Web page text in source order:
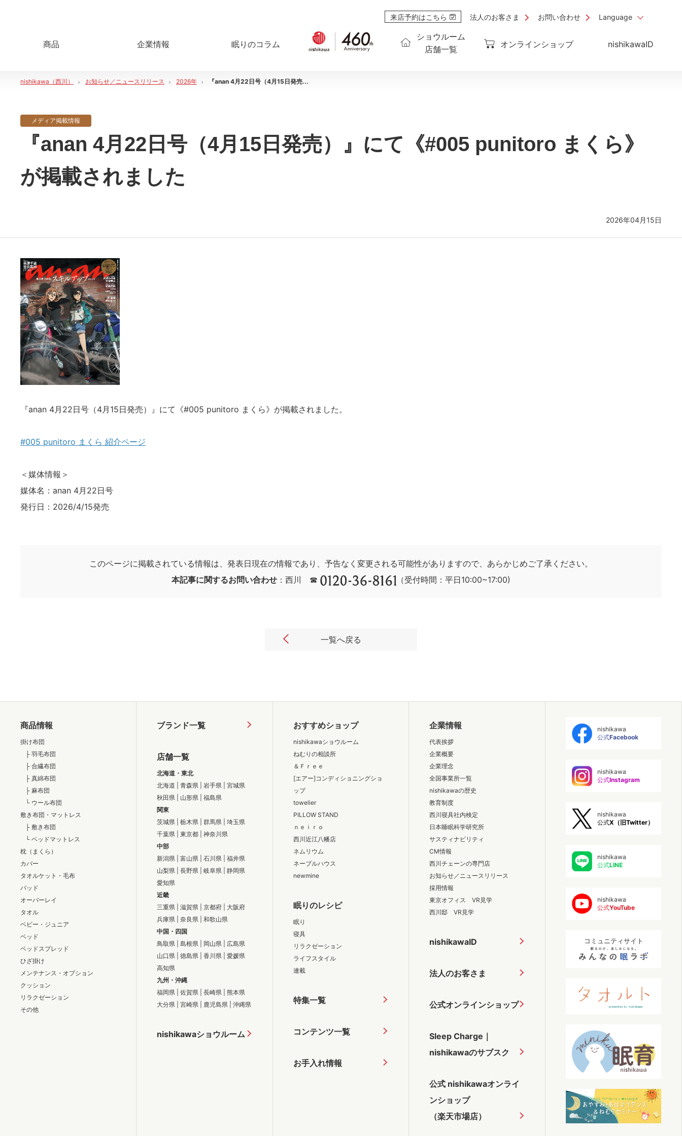
商品 企業情報 眠りのコラム
ショウルーム
店舗一覧
オンラインショップ nishikawaID
来店予約はこちら 法人のお客さま お問い合わせ Language
nishikawa（西川） お知らせ／ニュースリリース 2026年 『anan 4月22日号（4月15日発売...
メディア掲載情報
『anan 4月22日号（4月15日発売）』にて《#005 punitoro まくら》
が掲載されました
2026年04月15日
『anan 4月22日号（4月15日発売）』にて《#005 punitoro まくら》が掲載されました。
#005 punitoro まくら 紹介ページ
＜媒体情報＞
媒体名：anan 4月22日号
発行日：2026/4/15発売
このページに掲載されている情報は、発表日現在の情報であり、予告なく変更される可能性がありますので、あらかじめご了承ください。
本記事に関するお問い合わせ ： 西川 ☎ （受付時間：平日10:00~17:00)
一覧へ戻る
商品情報
掛け布団
├ 羽毛布団
├ 合繊布団
├ 真綿布団
├ 麻布団
└ ウール布団
敷き布団・マットレス
├ 敷き布団
└ ベッドマットレス
枕（まくら）
カバー
タオルケット・毛布
パッド
オーバーレイ
タオル
ベビー・ジュニア
ベッド
ベッドスプレッド
ひざ掛け
メンテナンス・オプション
クッション
リラクゼーション
その他
ブランド一覧
店舗一覧
北海道・東北
北海道
青森県| 岩手県| 宮城県
秋田県| 山形県| 福島県
関東
茨城県| 栃木県| 群馬県| 埼玉県
千葉県| 東京都| 神奈川県
中部
新潟県| 富山県| 石川県| 福井県
山梨県| 長野県| 岐阜県| 静岡県
愛知県
近畿
三重県| 滋賀県| 京都府| 大阪府
兵庫県| 奈良県| 和歌山県
中国・四国
鳥取県| 島根県| 岡山県| 広島県
山口県| 徳島県| 香川県| 愛媛県
高知県
九州・沖縄
福岡県| 佐賀県| 長崎県| 熊本県
大分県| 宮崎県| 鹿児島県| 沖縄県
nishikawaショウルーム
おすすめショップ
nishikawaショウルーム
ねむりの相談所
＆Ｆｒｅｅ
[エアー]コンディショニングショ
ップ
towelier
PILLOW STAND
ｎｅｉｒｏ
西川近江八幡店
ネムリウム
ネーブルハウス
newmine
眠りのレシピ
眠り
寝具
リラクゼーション
ライフスタイル
連載
特集一覧
コンテンツ一覧
お手入れ情報
企業情報
代表挨拶
企業概要
企業理念
全国事業所一覧
nishikawaの歴史
教育制度
西川寝具社内検定
日本睡眠科学研究所
サスティナビリティ
CM情報
西川チェーンの専門店
お知らせ／ニュースリリース
採用情報
東京オフィス VR見学
西川邸 VR見学
nishikawaID
法人のお客さま
公式オンラインショップ
Sleep Charge｜
nishikawaのサブスク
公式 nishikawaオンライ
ンショップ
（楽天市場店）
nishikawa
公式Facebook
nishikawa
公式Instagram
nishikawa
公式X（旧Twitter）
nishikawa
公式LINE
nishikawa
公式YouTube
コミュニティサイト